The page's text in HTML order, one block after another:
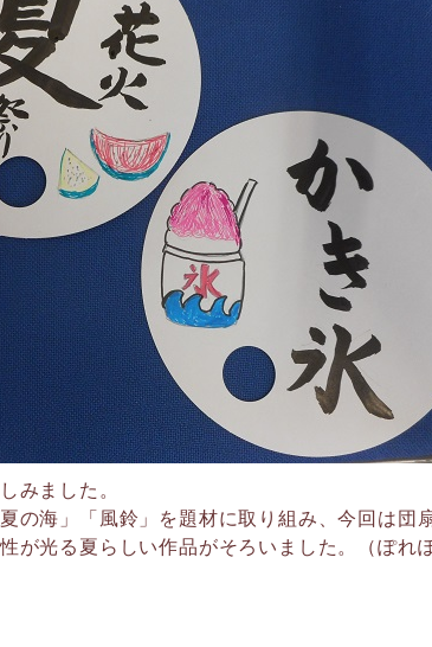
みました。
の海」「風鈴」を題材に取り組み、今回は団
が光る夏らしい作品がそろいました。（ぽれ